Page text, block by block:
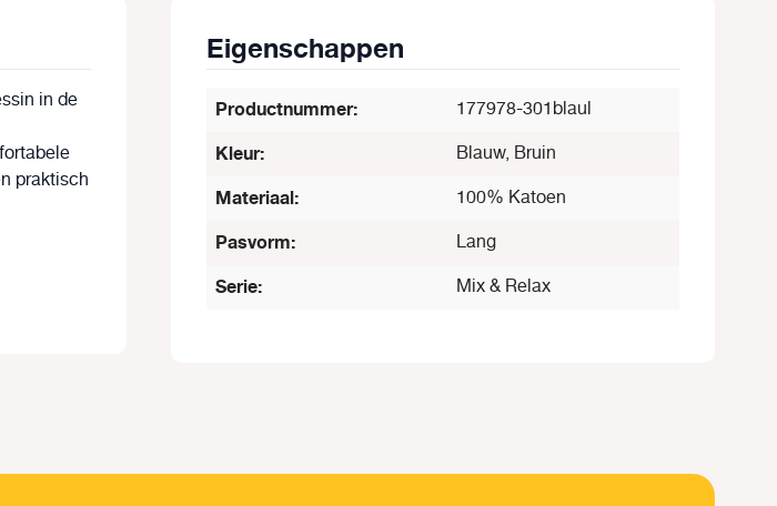
in de
praktisch
Eigenschappen
Productnummer: 177978-301blaul
Kleur: Blauw, Bruin
Materiaal: 100% Katoen
Pasvorm: Lang
Serie: Mix & Relax